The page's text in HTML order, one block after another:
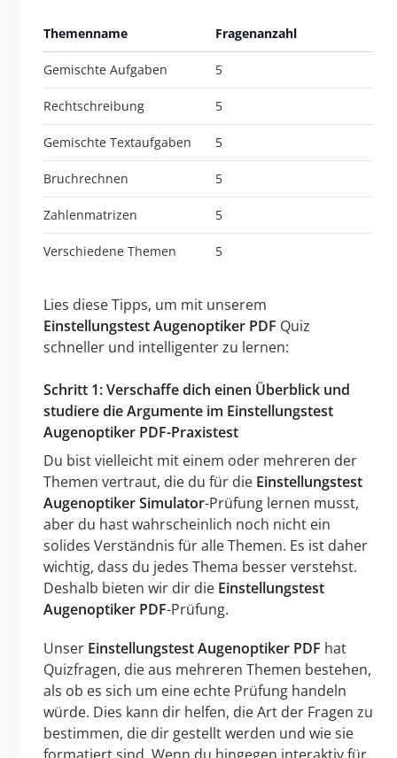
Themenname Fragenanzahl
Gemischte Aufgaben 5
Rechtschreibung 5
Gemischte Textaufgaben 5
Bruchrechnen 5
Zahlenmatrizen 5
Verschiedene Themen 5
Lies diese Tipps, um mit unserem
Einstellungstest Augenoptiker PDF Quiz
schneller und intelligenter zu lernen:
Schritt 1: Verschaffe dich einen Überblick und
studiere die Argumente im Einstellungstest
Augenoptiker PDF-Praxistest
Du bist vielleicht mit einem oder mehreren der
Themen vertraut, die du für die Einstellungstest
Augenoptiker Simulator-Prüfung lernen musst,
aber du hast wahrscheinlich noch nicht ein
solides Verständnis für alle Themen. Es ist daher
wichtig, dass du jedes Thema besser verstehst.
Deshalb bieten wir dir die Einstellungstest
Augenoptiker PDF-Prüfung.
Unser Einstellungstest Augenoptiker PDF hat
Quizfragen, die aus mehreren Themen bestehen,
als ob es sich um eine echte Prüfung handeln
würde. Dies kann dir helfen, die Art der Fragen zu
bestimmen, die dir gestellt werden und wie sie